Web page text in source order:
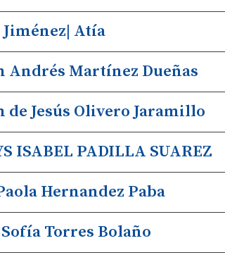
Atía
Andrés Martínez Dueñas
Jesús Olivero Jaramillo
ISABEL PADILLA SUAREZ
Hernandez Paba
Torres Bolaño